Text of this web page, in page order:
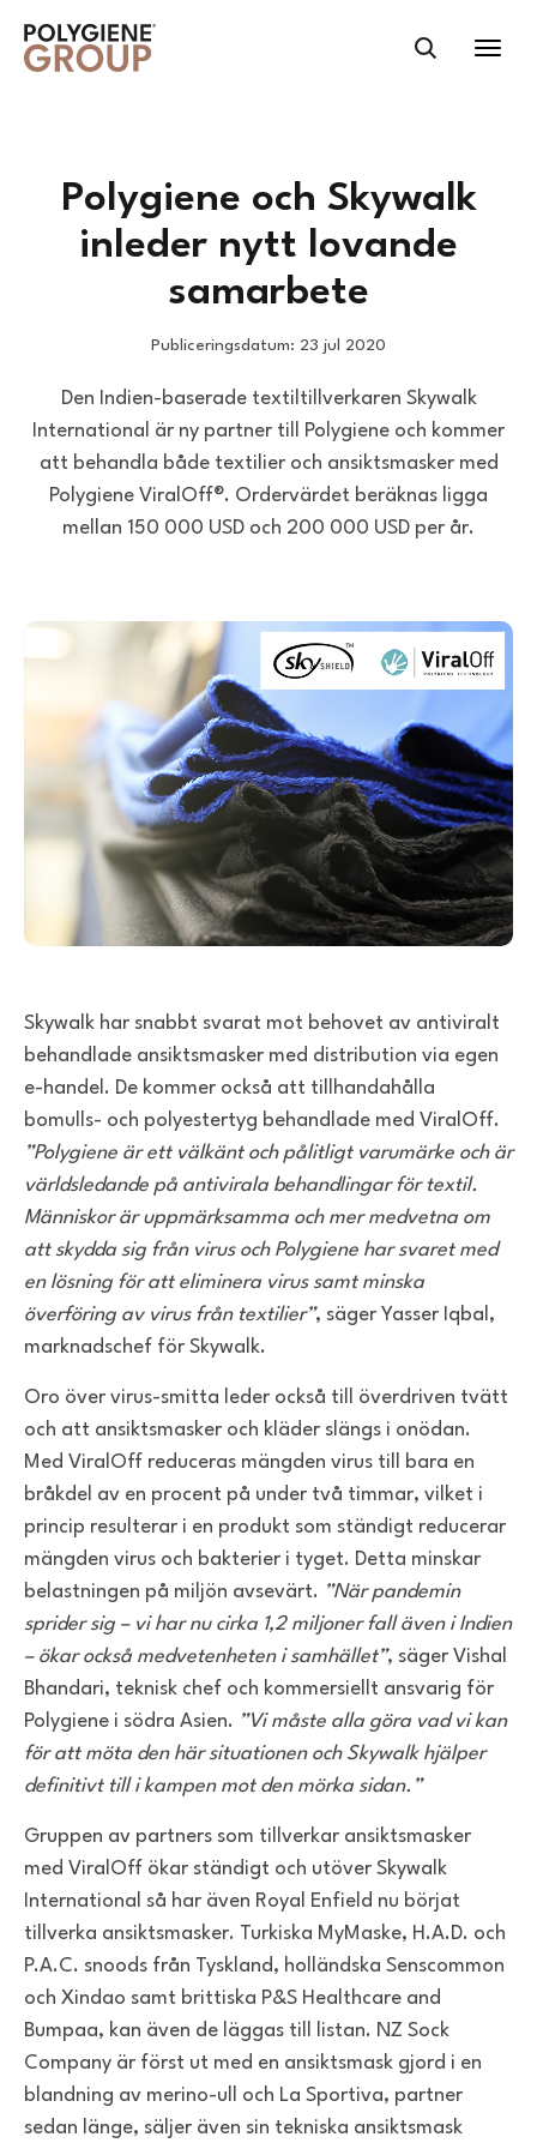
Polygiene och Skywalk
inleder nytt lovande
samarbete
Publiceringsdatum: 23 jul 2020
Den Indien-baserade textiltillverkaren Skywalk
International är ny partner till Polygiene och kommer
att behandla både textilier och ansiktsmasker med
Polygiene ViralOff®. Ordervärdet beräknas ligga
mellan 150 000 USD och 200 000 USD per år.
Skywalk har snabbt svarat mot behovet av antiviralt
behandlade ansiktsmasker med distribution via egen
e-handel. De kommer också att tillhandahålla
bomulls- och polyestertyg behandlade med ViralOff.
”Polygiene är ett välkänt och pålitligt varumärke och är
världsledande på antivirala behandlingar för textil.
Människor är uppmärksamma och mer medvetna om
att skydda sig från virus och Polygiene har svaret med
en lösning för att eliminera virus samt minska
överföring av virus från textilier”, säger Yasser Iqbal,
marknadschef för Skywalk.
Oro över virus-smitta leder också till överdriven tvätt
och att ansiktsmasker och kläder slängs i onödan.
Med ViralOff reduceras mängden virus till bara en
bråkdel av en procent på under två timmar, vilket i
princip resulterar i en produkt som ständigt reducerar
mängden virus och bakterier i tyget. Detta minskar
belastningen på miljön avsevärt. ”När pandemin
sprider sig – vi har nu cirka 1,2 miljoner fall även i Indien
– ökar också medvetenheten i samhället”, säger Vishal
Bhandari, teknisk chef och kommersiellt ansvarig för
Polygiene i södra Asien. ”Vi måste alla göra vad vi kan
för att möta den här situationen och Skywalk hjälper
definitivt till i kampen mot den mörka sidan.”
Gruppen av partners som tillverkar ansiktsmasker
med ViralOff ökar ständigt och utöver Skywalk
International så har även Royal Enfield nu börjat
tillverka ansiktsmasker. Turkiska MyMaske, H.A.D. och
P.A.C. snoods från Tyskland, holländska Senscommon
och Xindao samt brittiska P&S Healthcare and
Bumpaa, kan även de läggas till listan. NZ Sock
Company är först ut med en ansiktsmask gjord i en
blandning av merino-ull och La Sportiva, partner
sedan länge, säljer även sin tekniska ansiktsmask